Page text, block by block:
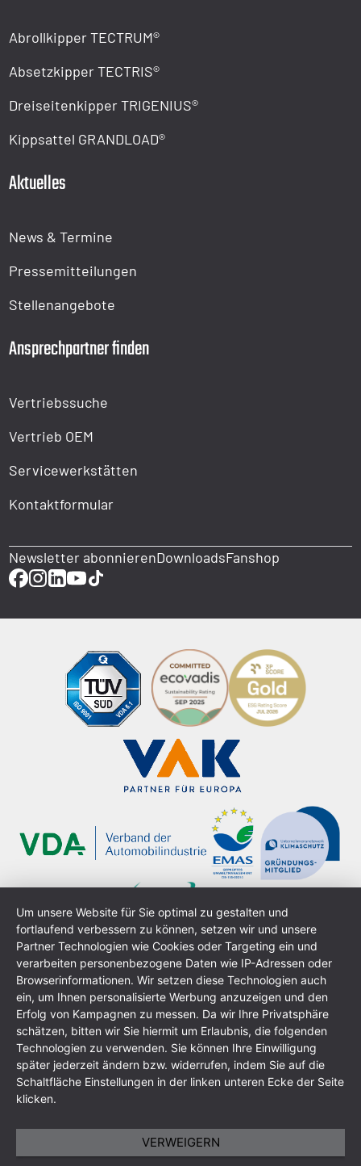
Abrollkipper TECTRUM®
Absetzkipper TECTRIS®
Dreiseitenkipper TRIGENIUS®
Kippsattel GRANDLOAD®
Aktuelles
News & Termine
Pressemitteilungen
Stellenangebote
Ansprechpartner finden
Vertriebssuche
Vertrieb OEM
Servicewerkstätten
Kontaktformular
Newsletter abonnierenDownloadsFanshop
ImpressumDatenschutzerklärungAGBSitemap
Um unsere Website für Sie optimal zu gestalten und
fortlaufend verbessern zu können, setzen wir und unsere
Partner Technologien wie Cookies oder Targeting ein und
verarbeiten personenbezogene Daten wie IP-Adressen oder
Browserinformationen. Wir setzen diese Technologien auch
ein, um Ihnen personalisierte Werbung anzuzeigen und den
Erfolg von Kampagnen zu messen. Da wir Ihre Privatsphäre
schätzen, bitten wir Sie hiermit um Erlaubnis, die folgenden
Technologien zu verwenden. Sie können Ihre Einwilligung
später jederzeit ändern bzw. widerrufen, indem Sie auf die
Schaltfläche Einstellungen in der linken unteren Ecke der Seite
klicken.
VERWEIGERN